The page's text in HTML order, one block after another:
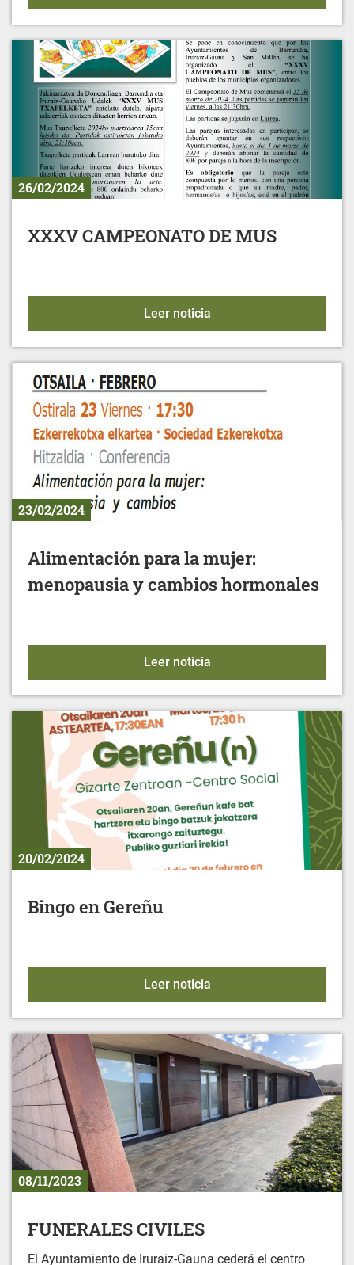
26/02/2024
XXXV CAMPEONATO DE MUS
Leer noticiaXXXV CAMPEONATO DE
23/02/2024
Alimentación para la mujer:
menopausia y cambios hormonales
Leer noticiaAlimentación para la
20/02/2024
Bingo en Gereñu
Leer noticiaBingo en Gereñu
08/11/2023
FUNERALES CIVILES
El Ayuntamiento de Iruraiz-Gauna cederá el centro